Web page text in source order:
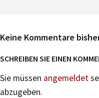
Keine Kommentare
SCHREIBEN SIE EINEN
Sie müssen angemeldet
abzugeben.